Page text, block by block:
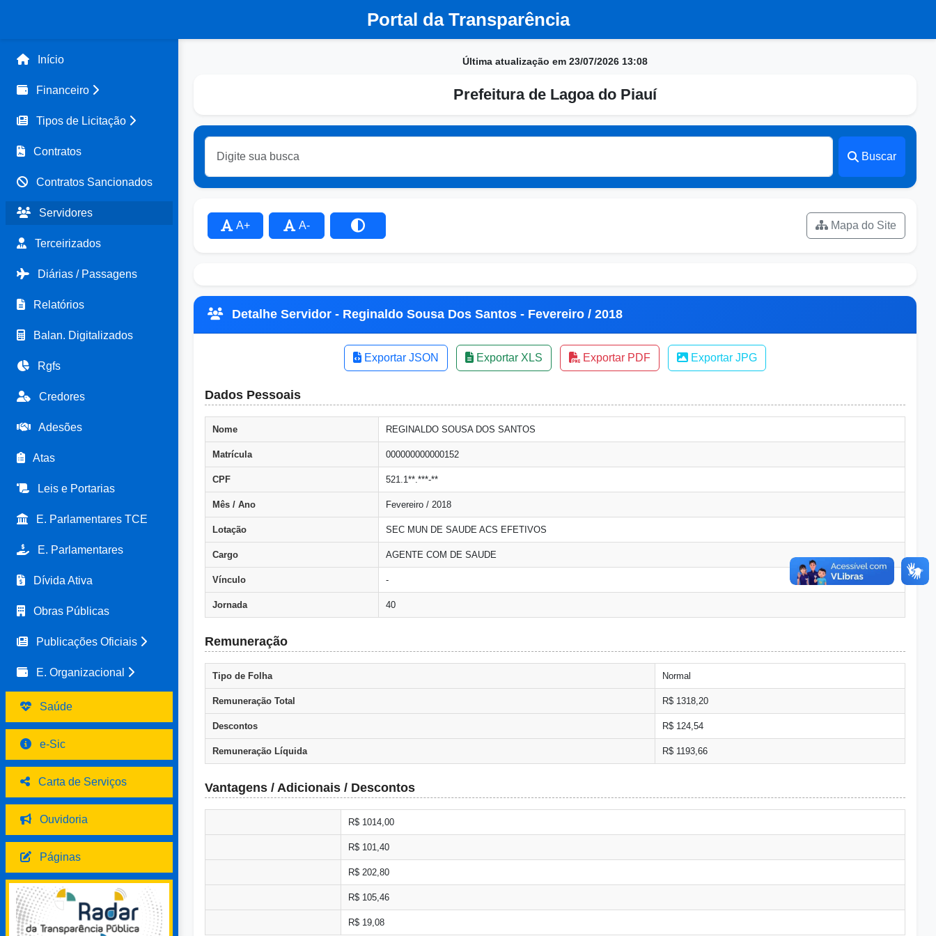
Portal da Transparência
Início
Financeiro
Tipos de Licitação
Contratos
Contratos Sancionados
Servidores
Terceirizados
Diárias / Passagens
Relatórios
Balan. Digitalizados
Rgfs
Credores
Adesões
Atas
Leis e Portarias
E. Parlamentares TCE
E. Parlamentares
Dívida Ativa
Obras Públicas
Publicações Oficiais
E. Organizacional
Saúde
e-Sic
Carta de Serviços
Ouvidoria
Páginas
Última atualização em 23/07/2026 13:08
Prefeitura de Lagoa do Piauí
Buscar
A+ A- Mapa do Site
Detalhe Servidor - Reginaldo Sousa Dos Santos - Fevereiro / 2018
Exportar JSON Exportar XLS Exportar PDF Exportar JPG
Dados Pessoais
Nome REGINALDO SOUSA DOS SANTOS
Matrícula 000000000000152
CPF 521.1**.***-**
Mês / Ano Fevereiro / 2018
Lotação SEC MUN DE SAUDE ACS EFETIVOS
Cargo AGENTE COM DE SAUDE
Vínculo -
Jornada 40
Remuneração
Tipo de Folha Normal
Remuneração Total R$ 1318,20
Descontos R$ 124,54
Remuneração Líquida R$ 1193,66
Vantagens / Adicionais / Descontos
R$ 1014,00
R$ 101,40
R$ 202,80
R$ 105,46
R$ 19,08